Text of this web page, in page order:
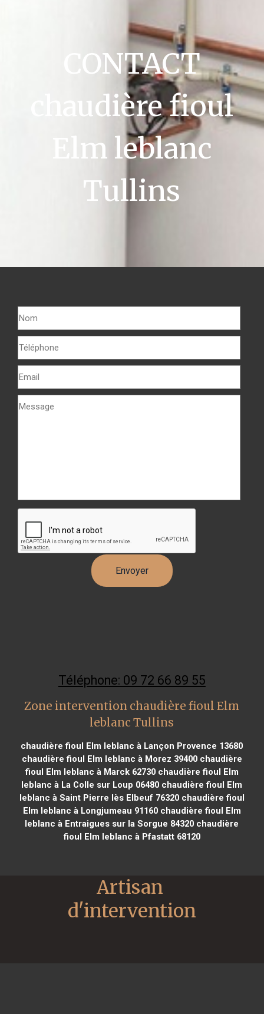
CONTACT
chaudière fioul
Elm leblanc
Tullins
Téléphone: 09 72 66 89 55
Zone intervention chaudière fioul Elm
leblanc Tullins
chaudière fioul Elm leblanc à Lançon Provence 13680
chaudière fioul Elm leblanc à Morez 39400chaudière
fioul Elm leblanc à Marck 62730chaudière fioul Elm
leblanc à La Colle sur Loup 06480 chaudière fioul Elm
leblanc à Saint Pierre lès Elbeuf 76320chaudière fioul
Elm leblanc à Longjumeau 91160chaudière fioul Elm
leblanc à Entraigues sur la Sorgue 84320 chaudière
fioul Elm leblanc à Pfastatt 68120
Artisan
d'intervention